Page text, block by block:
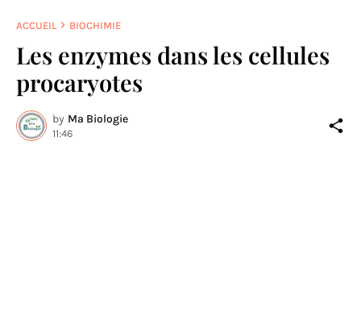
ACCUEIL BIOCHIMIE
Les enzymes dans les cellules
procaryotes
by Ma Biologie
11:46